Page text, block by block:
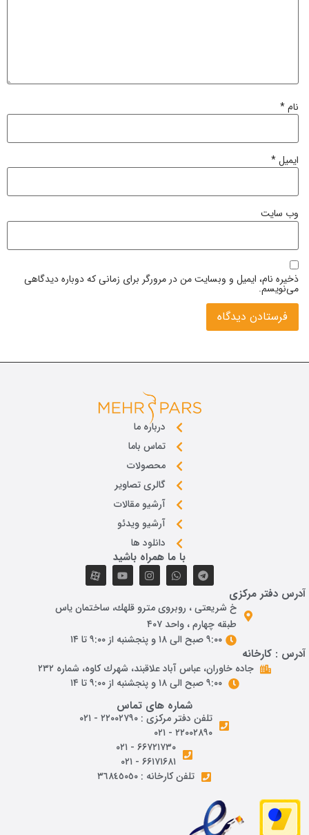
نام*
ایمیل*
وب‌ سایت
ذخیره نام، ایمیل و وبسایت من در مرورگر برای زمانی که دوباره دیدگاهی
می‌نویسم.
درباره ما
تماس باما
محصولات
گالری تصاویر
آرشیو مقالات
آرشیو ویدئو
دانلود ها
با ما همراه باشید
آدرس دفتر مرکزی
خ شريعتی ، روبروی مترو قلهك، ساختمان ياس
طبقه چهارم ، واحد ۴۰۷
۹:۰۰ صبح الی ۱۸ و پنجشنبه از ۹:۰۰ تا ۱۴
آدرس : کارخانه
جاده خاوران، عباس آباد علاقبند، شهرك كاوه، شماره ٢٣٢
۹:۰۰ صبح الی ۱۸ و پنجشنبه از ۹:۰۰ تا ۱۴
شماره های تماس
تلفن دفتر مرکزی : ۲۲۰۰۲۷۹۰ - ۰۲۱
۲۲۰۰۲۸۹۰ - ۰۲۱
۶۶۷۲۱۷۳۰ - ۰۲۱
۶۶۱۷۱۶۸۱ - ۰۲۱
تلفن کارخانه : ٣٦٨٤٥٠٥٠